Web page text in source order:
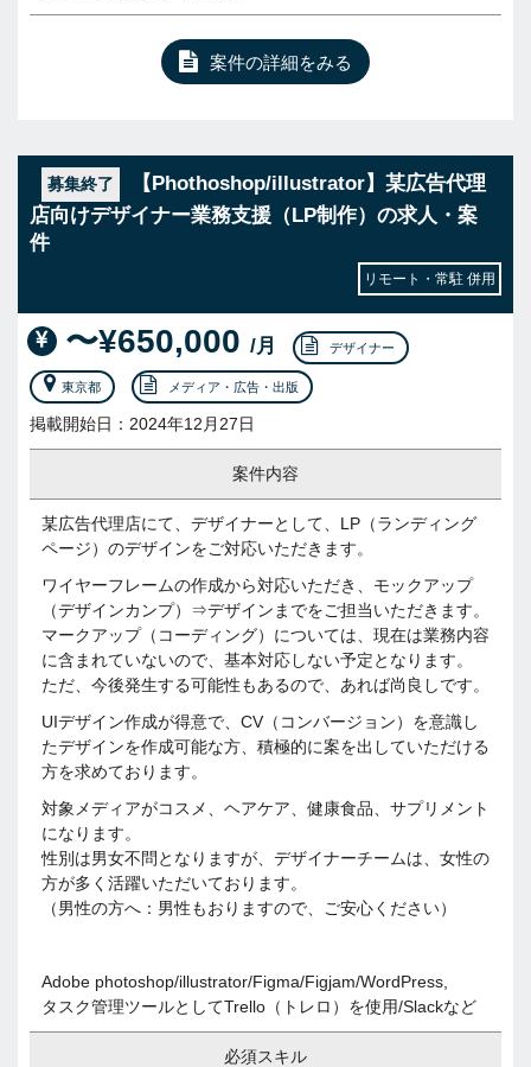
案件の詳細をみる
募集終了
【Phothoshop/illustrator】某広告代理
店向けデザイナー業務支援（LP制作）の求人・案
件
リモート・常駐 併用
〜¥650,000 /月 デザイナー
東京都 メディア・広告・出版
掲載開始日：2024年12月27日
案件内容
某広告代理店にて、デザイナーとして、LP（ランディング
ページ）のデザインをご対応いただきます。
ワイヤーフレームの作成から対応いただき、モックアップ
（デザインカンプ）⇒デザインまでをご担当いただきます。
マークアップ（コーディング）については、現在は業務内容
に含まれていないので、基本対応しない予定となります。
ただ、今後発生する可能性もあるので、あれば尚良しです。
UIデザイン作成が得意で、CV（コンバージョン）を意識し
たデザインを作成可能な方、積極的に案を出していただける
方を求めております。
対象メディアがコスメ、ヘアケア、健康食品、サプリメント
になります。
性別は男女不問となりますが、デザイナーチームは、女性の
方が多く活躍いただいております。
（男性の方へ：男性もおりますので、ご安心ください）
Adobe photoshop/illustrator/Figma/Figjam/WordPress,
タスク管理ツールとしてTrello（トレロ）を使用/Slackなど
必須スキル